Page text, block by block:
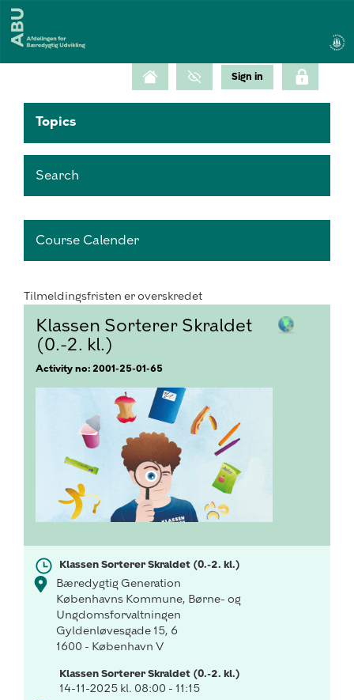
Topics
Search
Course Calender
Tilmeldingsfristen er overskredet
Klassen Sorterer Skraldet
(0.-2. kl.)
Activity no: 2001-25-01-65
Klassen Sorterer Skraldet (0.-2. kl.)
Bæredygtig Generation
Københavns Kommune, Børne- og
Ungdomsforvaltningen
Gyldenløvesgade 15, 6
1600 - København V
Klassen Sorterer Skraldet (0.-2. kl.)
14-11-2025 kl. 08:00 - 11:15